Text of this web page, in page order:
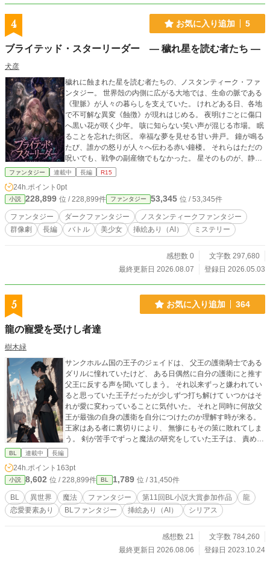
4 お気に入り追加 5
ブライテッド・スターリーダー ― 穢れ星を読む者たち ―
犬彦
穢れに蝕まれた星を読む者たちの、ノスタンティーク・ファ
ンタジー。 世界殻の内側に広がる大地では、生命の脈である
《聖脈》が人々の暮らしを支えていた。 けれどある日、各地
で不可解な異変《蝕徴》が現れはじめる。 夜明けごとに傷口
へ黒い花が咲く少年。 咳に知らない笑い声が混じる市場。 眠
ることを忘れた街区。 幸福な夢を見せる甘い井戸。 鐘が鳴る
たび、誰かの怒りが人々へ伝わる赤い鐘楼。 それらはただの
呪いでも、戦争の副産物でもなかった。 星そのものが、静か
に痛みを訴えていた。 聖脈導律師るなは、記録士アオイ、封
う。 旅の途中で出会う少女ユノは、誰にも聞こえない“星の痛
み”を聴いていた。 これは、壊れゆく世界を救う物語ではな
い。 壊れてなお、生きようとする星を読み続ける者たちの記
録。 美しく、不気味で、少し残酷な異変の先に、 彼らはやが
て、世界を蝕む本当の病へ辿り着く。
ファンタジー 連載中 長編 R15
24h.ポイント 0pt
小説 228,899 位 / 228,899件 ファンタジー 53,345 位 / 53,345件
ファンタジー ダークファンタジー
ノスタンティークファンタジー
群像劇
長編 バトル 美少女 挿絵あり（AI） ミステリー
感想数 0
文字数 297,680
最終更新日 2026.08.07
登録日 2026.05.03
5 お気に入り追加 364
龍の寵愛を受けし者達
樹木緑
サンクホルム国の王子のジェイドは、 父王の護衛騎士である
ダリルに憧れていたけど、 ある日偶然に自分の護衛にと推す
父王に反する声を聞いてしまう。 それ以来ずっと嫌われてい
ると思っていた王子だったが少しずつ打ち解けて いつかはそ
れが愛に変わっていることに気付いた。 それと同時に何故父
王が最強の自身の護衛を自分につけたのか理解す時が来る。
王家はある者に裏切りにより、 無惨にもその策に敗れてしま
う。 剣が苦手でずっと魔法の研究をしていた王子は、 責めて
騎士だけは助けようと、 刃にかかる寸前の所でとうの昔に失
BL 連載中 長編
24h.ポイント 163pt
小説 8,602 位 / 228,899件 BL 1,789 位 / 31,450件
BL 異世界 魔法 ファンタジー 第11回BL小説大賞参加作品
龍
恋愛要素あり
BLファンタジー 挿絵あり（AI） シリアス
感想数 21
文字数 784,260
最終更新日 2026.08.06
登録日 2023.10.24